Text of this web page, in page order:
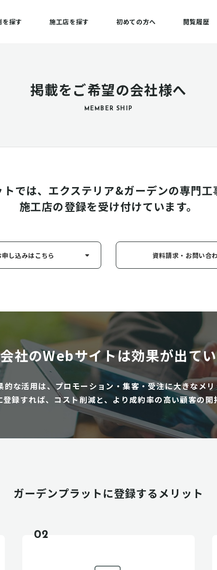
を探す 施工店を探す 初めての方へ 閲覧履歴
掲載をご希望の会社様へ
MEMBER SHIP
では、エクステリア&ガーデンの専門
施工店の登録を受け付けています。
し込みはこちら 資料請求・お問い合
社のWebサイトは効果が出て
な活用は、プロモーション・集客・受注に大きなメ
録すれば、コスト削減と、より成約率の高い顧客の
ガーデンプラットに登録するメリット
02